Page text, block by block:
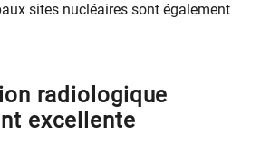
sites nucléaires sont également
radiologique
excellente